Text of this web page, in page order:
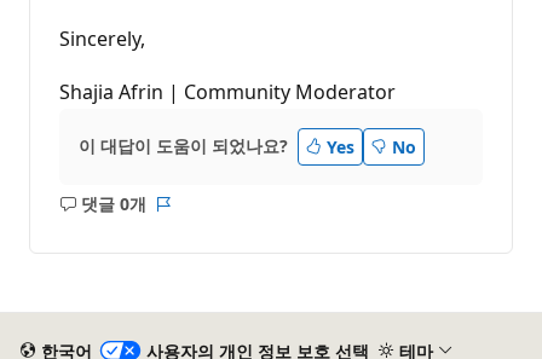
Sincerely,
Shajia Afrin | Community Moderator
이 대답이 도움이 되었나요? Yes No
댓글 0개
설
한국어 사용자의 개인 정보 보호 선택 테마